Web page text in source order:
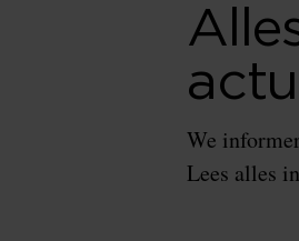
We
Lees alles